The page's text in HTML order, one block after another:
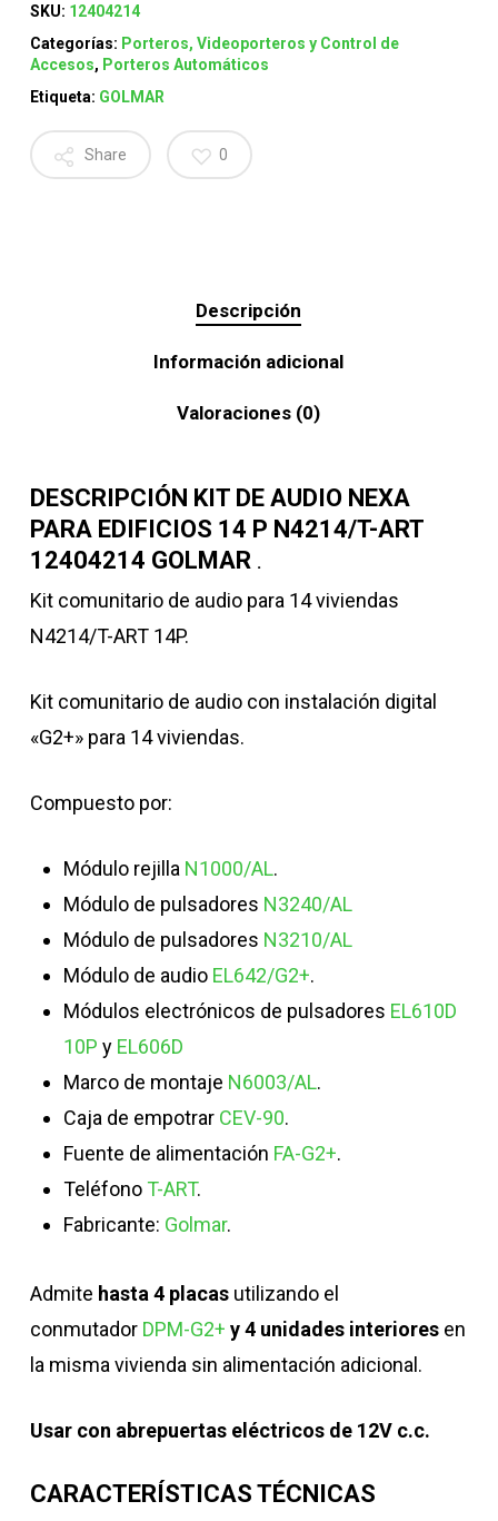
SKU: 12404214
Categorías: Porteros, Videoporteros y Control de
Accesos, Porteros Automáticos
Etiqueta: GOLMAR
Share 0
Descripción
Información adicional
Valoraciones (0)
DESCRIPCIÓN KIT DE AUDIO NEXA
PARA EDIFICIOS 14 P N4214/T-ART
12404214 GOLMAR .
Kit comunitario de audio para 14 viviendas
N4214/T-ART 14P.
Kit comunitario de audio con instalación digital
«G2+» para 14 viviendas.
Compuesto por:
Módulo rejilla N1000/AL.
Módulo de pulsadores N3240/AL
Módulo de pulsadores N3210/AL
Módulo de audio EL642/G2+.
Módulos electrónicos de pulsadores EL610D
10P y EL606D
Marco de montaje N6003/AL.
Caja de empotrar CEV-90.
Fuente de alimentación FA-G2+.
Teléfono T-ART.
Fabricante: Golmar.
Admite hasta 4 placasutilizando el
conmutador DPM-G2+ y 4 unidades interioresen
la misma vivienda sin alimentación adicional.
Usar con abrepuertas eléctricos de 12V c.c.
CARACTERÍSTICAS TÉCNICAS